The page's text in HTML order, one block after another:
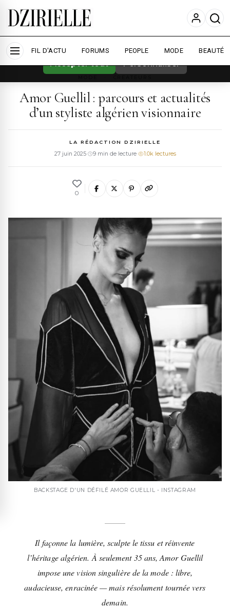
Nous utilisons des cookies pour améliorer
votre expérience et mesurer l'audience. En
Accepter tout Personnaliser
FIL D'ACTU FORUMS PEOPLE MODE BEAUTÉ
Amor Guellil : parcours et actualités
d’un styliste algérien visionnaire
LA RÉDACTION DZIRIELLE
27 juin 2025· 9 min de lecture· 1.0k lectures
0
BACKSTAGE D'UN DÉFILÉ AMOR GUELLIL - INSTAGRAM
Il façonne la lumière, sculpte le tissu et réinvente
l’héritage algérien. À seulement 35 ans, Amor Guellil
impose une vision singulière de la mode : libre,
audacieuse, enracinée — mais résolument tournée vers
demain.